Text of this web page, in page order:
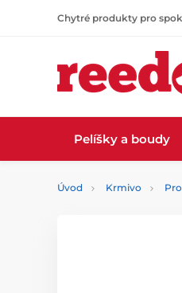
Chytré produkty pro
Pelíšky a boudy
Úvod Krmivo